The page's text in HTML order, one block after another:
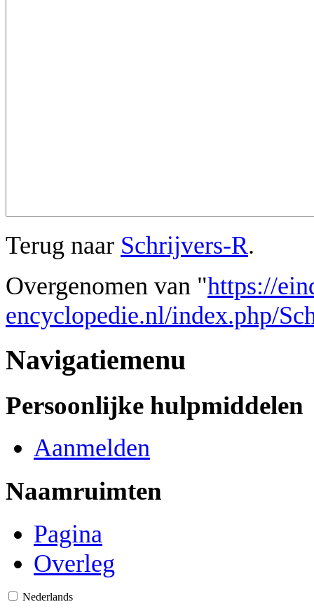
Terug naar Schrijvers-R.
Overgenomen van "https://
encyclopedie.nl/index.php/
Navigatiemenu
Persoonlijke hulpmiddelen
Aanmelden
Naamruimten
Pagina
Overleg
Nederlands